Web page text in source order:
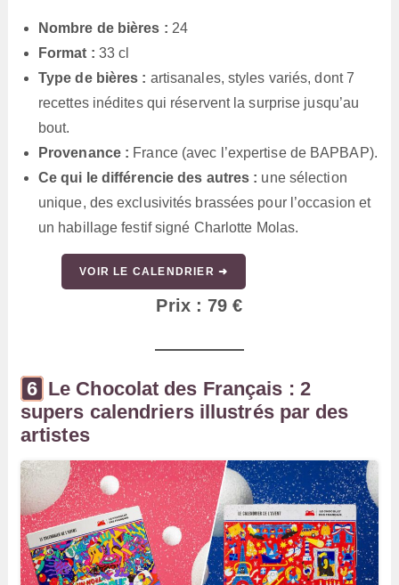
Nombre de bières : 24
Format : 33 cl
Type de bières : artisanales, styles variés, dont 7
recettes inédites qui réservent la surprise jusqu’au
bout.
Provenance : France (avec l’expertise de BAPBAP).
Ce qui le différencie des autres : une sélection
unique, des exclusivités brassées pour l’occasion et
un habillage festif signé Charlotte Molas.
VOIR LE CALENDRIER ➜
Prix : 79 €
Le Chocolat des Français : 2
supers calendriers illustrés par des
artistes